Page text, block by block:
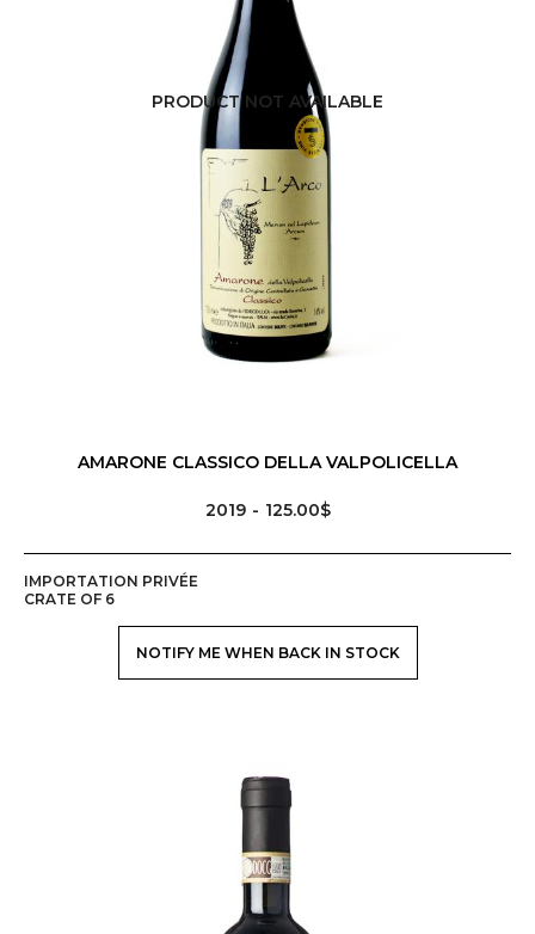
PRODUCT NOT AVAILABLE
AMARONE CLASSICO DELLA VALPOLICELLA
2019 125.00$
IMPORTATION PRIVÉE
CRATE OF 6
NOTIFY ME WHEN BACK IN STOCK